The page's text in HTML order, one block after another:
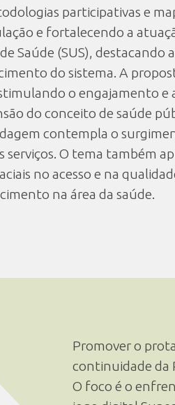
participativas e
e fortalecendo a
Saúde (SUS),
do sistema. A
o engajamento e
do conceito de saúde
contempla o
serviços. O tema também
no acesso e na
na área da saúde.
Promover o
continuidade da
O foco é o